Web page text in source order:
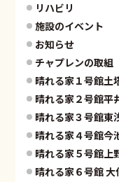
リハビリ
施設のイベント
お知らせ
チャプレンの取組
晴れる家１号館土
晴れる家２号館平
晴れる家３号館東
晴れる家４号館今
晴れる家５号館上
晴れる家６号館 大